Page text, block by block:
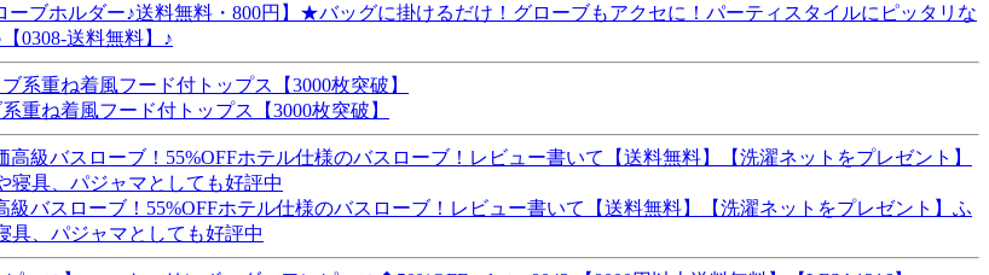
ブホルダー♪送料無料・800円】★バッグに掛けるだけ！グローブもアクセに！パーティスタイルにピッタリな
0308-送料無料】♪
重ね着風フード付トップス【3000枚突破】
バスローブ！55%OFFホテル仕様のバスローブ！レビュー書いて【送料無料】【洗濯ネットをプレゼント】ふ
具、パジャマとしても好評中